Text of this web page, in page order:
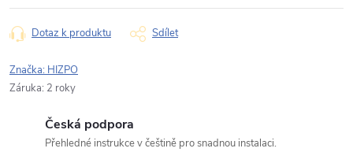
Dotaz k produktu Sdílet
Značka: HIZPO
Záruka: 2 roky
Česká podpora
Přehledné instrukce v češtině pro snadnou instalaci.